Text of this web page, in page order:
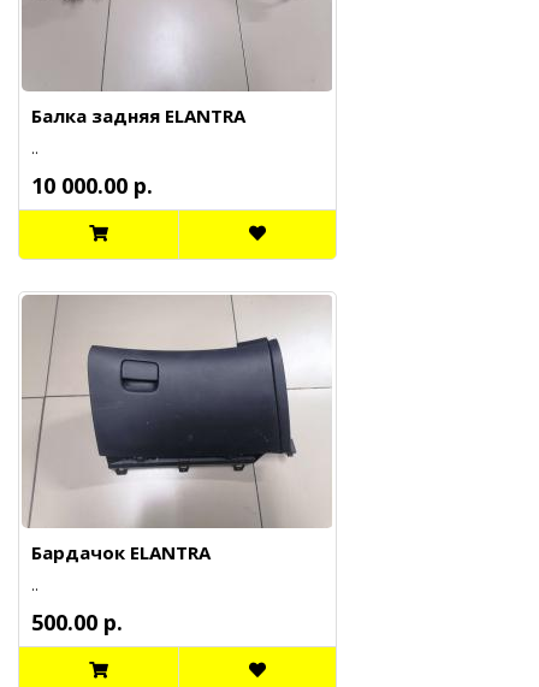
Балка задняя ELANTRA
..
10 000.00 р.
Бардачок ELANTRA
..
500.00 р.